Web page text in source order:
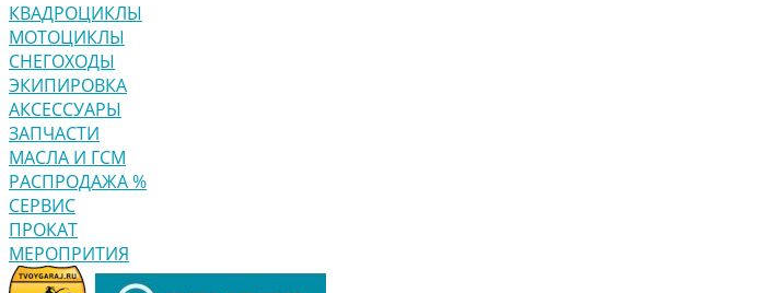
КВАДРОЦИКЛЫ
МОТОЦИКЛЫ
СНЕГОХОДЫ
ЭКИПИРОВКА
АКСЕССУАРЫ
ЗАПЧАСТИ
МАСЛА И ГСМ
РАСПРОДАЖА %
СЕРВИС
ПРОКАТ
МЕРОПРИТИЯ